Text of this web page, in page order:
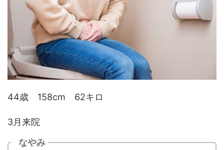
44歳 158cm 62キロ
3月来院
なやみ